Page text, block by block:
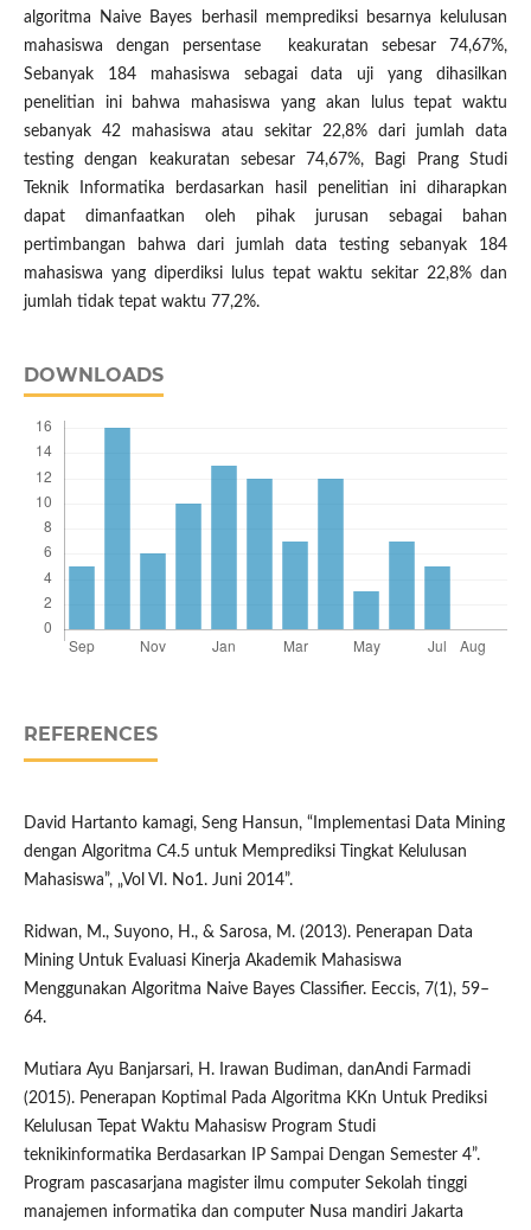
algoritma Naive Bayes berhasil memprediksi besarnya kelulusan
mahasiswa dengan persentase keakuratan sebesar 74,67%,
Sebanyak 184 mahasiswa sebagai data uji yang dihasilkan
penelitian ini bahwa mahasiswa yang akan lulus tepat waktu
sebanyak 42 mahasiswa atau sekitar 22,8% dari jumlah data
testing dengan keakuratan sebesar 74,67%, Bagi Prang Studi
Teknik Informatika berdasarkan hasil penelitian ini diharapkan
dapat dimanfaatkan oleh pihak jurusan sebagai bahan
pertimbangan bahwa dari jumlah data testing sebanyak 184
mahasiswa yang diperdiksi lulus tepat waktu sekitar 22,8% dan
jumlah tidak tepat waktu 77,2%.
DOWNLOADS
REFERENCES
David Hartanto kamagi, Seng Hansun, “Implementasi Data Mining
dengan Algoritma C4.5 untuk Memprediksi Tingkat Kelulusan
Mahasiswa”, „Vol VI. No1. Juni 2014”.
Ridwan, M., Suyono, H., & Sarosa, M. (2013). Penerapan Data
Mining Untuk Evaluasi Kinerja Akademik Mahasiswa
Menggunakan Algoritma Naive Bayes Classifier. Eeccis, 7(1), 59–
64.
Mutiara Ayu Banjarsari, H. Irawan Budiman, danAndi Farmadi
(2015). Penerapan Koptimal Pada Algoritma KKn Untuk Prediksi
Kelulusan Tepat Waktu Mahasisw Program Studi
teknikinformatika Berdasarkan IP Sampai Dengan Semester 4”.
Program pascasarjana magister ilmu computer Sekolah tinggi
manajemen informatika dan computer Nusa mandiri Jakarta